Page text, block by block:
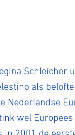
als
Nederlandse
wel
Veldrijden
Pumptrack